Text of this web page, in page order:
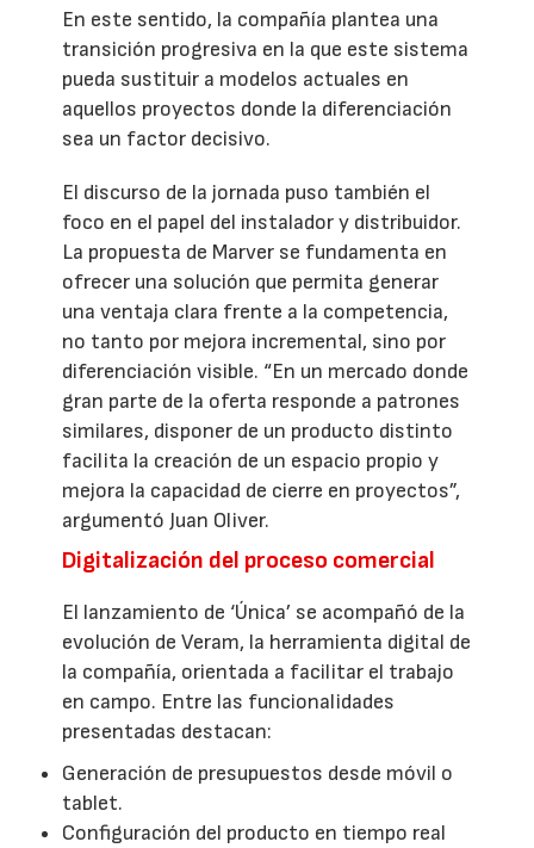
En este sentido, la compañía plantea una
transición progresiva en la que este sistema
pueda sustituir a modelos actuales en
aquellos proyectos donde la diferenciación
sea un factor decisivo.
El discurso de la jornada puso también el
foco en el papel del instalador y distribuidor.
La propuesta de Marver se fundamenta en
ofrecer una solución que permita generar
una ventaja clara frente a la competencia,
no tanto por mejora incremental, sino por
diferenciación visible. “En un mercado donde
gran parte de la oferta responde a patrones
similares, disponer de un producto distinto
facilita la creación de un espacio propio y
mejora la capacidad de cierre en proyectos”,
argumentó Juan Oliver.
Digitalización del proceso comercial
El lanzamiento de ‘Única’ se acompañó de la
evolución de Veram, la herramienta digital de
la compañía, orientada a facilitar el trabajo
en campo. Entre las funcionalidades
presentadas destacan:
Generación de presupuestos desde móvil o
tablet.
Configuración del producto en tiempo real